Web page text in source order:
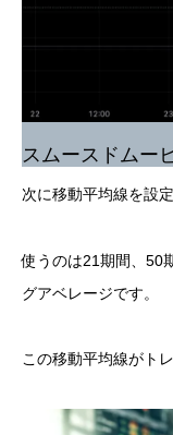
スムースドムー
次に移動平均線を設定
使うのは21期間、50
グアベレージです。
この移動平均線がト